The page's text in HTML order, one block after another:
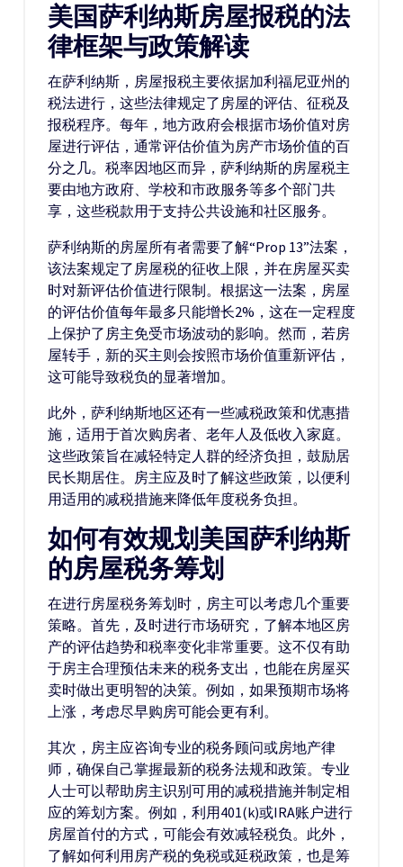
美国萨利纳斯房屋报税的法
律框架与政策解读
在萨利纳斯，房屋报税主要依据加利福尼亚州的
税法进行，这些法律规定了房屋的评估、征税及
报税程序。每年，地方政府会根据市场价值对房
屋进行评估，通常评估价值为房产市场价值的百
分之几。税率因地区而异，萨利纳斯的房屋税主
要由地方政府、学校和市政服务等多个部门共
享，这些税款用于支持公共设施和社区服务。
萨利纳斯的房屋所有者需要了解“Prop 13”法案，
该法案规定了房屋税的征收上限，并在房屋买卖
时对新评估价值进行限制。根据这一法案，房屋
的评估价值每年最多只能增长2%，这在一定程度
上保护了房主免受市场波动的影响。然而，若房
屋转手，新的买主则会按照市场价值重新评估，
这可能导致税负的显著增加。
此外，萨利纳斯地区还有一些减税政策和优惠措
施，适用于首次购房者、老年人及低收入家庭。
这些政策旨在减轻特定人群的经济负担，鼓励居
民长期居住。房主应及时了解这些政策，以便利
用适用的减税措施来降低年度税务负担。
如何有效规划美国萨利纳斯
的房屋税务筹划
在进行房屋税务筹划时，房主可以考虑几个重要
策略。首先，及时进行市场研究，了解本地区房
产的评估趋势和税率变化非常重要。这不仅有助
于房主合理预估未来的税务支出，也能在房屋买
卖时做出更明智的决策。例如，如果预期市场将
上涨，考虑尽早购房可能会更有利。
其次，房主应咨询专业的税务顾问或房地产律
师，确保自己掌握最新的税务法规和政策。专业
人士可以帮助房主识别可用的减税措施并制定相
应的筹划方案。例如，利用401(k)或IRA账户进行
房屋首付的方式，可能会有效减轻税负。此外，
了解如何利用房产税的免税或延税政策，也是筹